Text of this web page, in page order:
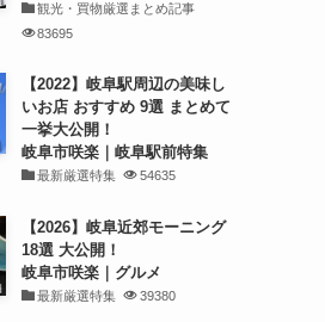
観光・買物厳選まとめ記事
83695
【2022】岐阜駅周辺の美味し
いお店 おすすめ 9選 まとめて
一挙大公開！
岐阜市咲楽｜岐阜駅前特集
最新厳選特集 54635
【2026】岐阜近郊モーニング
18選 大公開！
岐阜市咲楽｜グルメ
最新厳選特集 39380